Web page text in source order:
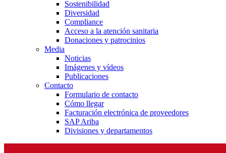
Sostenibilidad
Diversidad
Compliance
Acceso a la atención sanitaria
Donaciones y patrocinios
Media
Noticias
Imágenes y vídeos
Publicaciones
Contacto
Formulario de contacto
Cómo llegar
Facturación electrónica de proveedores
SAP Ariba
Divisiones y departamentos